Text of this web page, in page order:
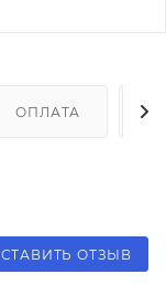
ОПЛАТА
ОТЗЫВ